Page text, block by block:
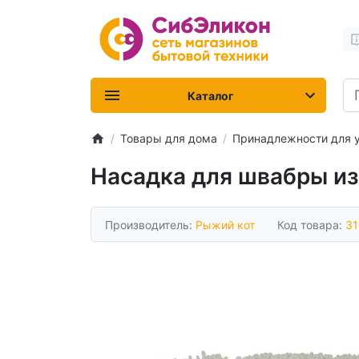
Каталог
Товары для дома Принадлежности для
Насадка для швабры
Производитель: Рыжий кот Код товара: